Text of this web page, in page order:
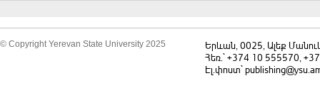
համատեքստում
© Copyright Yerevan State University 2025
Երևան, 0025, Ալեք
Հեռ.` +374 10 555570,
Էլ.փոստ`